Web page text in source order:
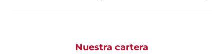
Nuestra cartera